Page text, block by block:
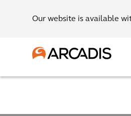
Our website is available